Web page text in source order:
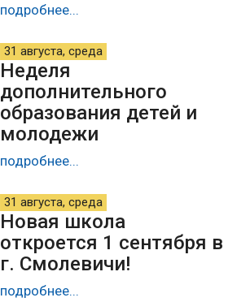
подробнее...
31 августа, среда
Неделя
дополнительного
образования детей и
молодежи
подробнее...
31 августа, среда
Новая школа
откроется 1 сентября в
г. Смолевичи!
подробнее...